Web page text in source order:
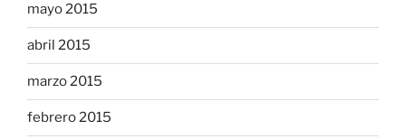
mayo 2015
abril 2015
marzo 2015
febrero 2015